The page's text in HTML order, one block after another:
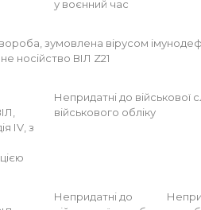
у воєнний час
зумовлена вірусом
носійство ВІЛ Z21
ІV, з
Непридатні до
військового обліку
Непридатні до